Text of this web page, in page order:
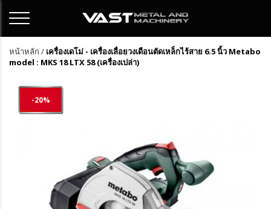
หน้าหลัก / เครื่องเดโม่ - เครื่องเลื่อยวงเดือนตัดเหล็กไร้สาย 6.5 นิ้ว Metabo
model : MKS 18 LTX 58 (เครื่องเปล่า)
-20%